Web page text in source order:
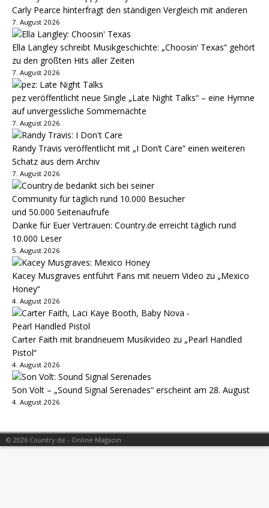
Carly Pearce hinterfragt den ständigen Vergleich mit anderen
7. August 2026
Ella Langley schreibt Musikgeschichte: „Choosin‘ Texas“ gehört
zu den größten Hits aller Zeiten
7. August 2026
pez veröffentlicht neue Single „Late Night Talks“ – eine Hymne
auf unvergessliche Sommernächte
7. August 2026
Randy Travis veröffentlicht mit „I Don’t Care“ einen weiteren
Schatz aus dem Archiv
7. August 2026
Danke für Euer Vertrauen: Country.de erreicht täglich rund
10.000 Leser
5. August 2026
Kacey Musgraves entführt Fans mit neuem Video zu „Mexico
Honey“
4. August 2026
Carter Faith mit brandneuem Musikvideo zu „Pearl Handled
Pistol“
4. August 2026
Son Volt – „Sound Signal Serenades“ erscheint am 28. August
4. August 2026
© 2026 Country.de - Online Magazin